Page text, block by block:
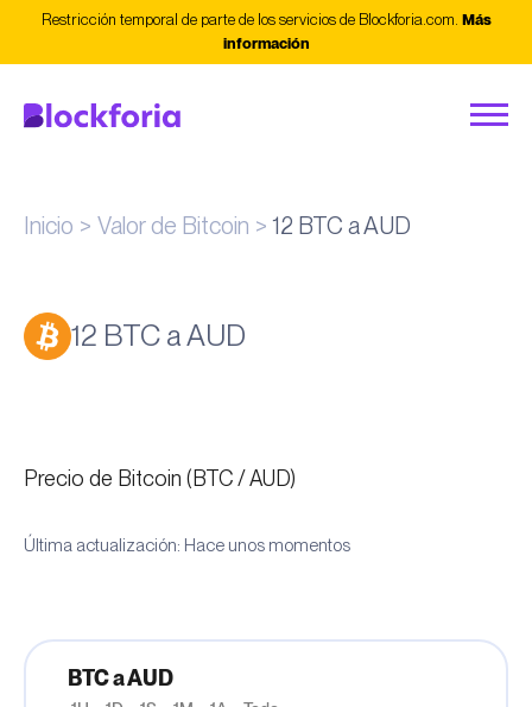
Restricción temporal de parte de los servicios de Blockforia.com. Más
información
Inicio Valor de Bitcoin 12 BTC a AUD
12 BTC a AUD
Precio de Bitcoin (BTC / AUD)
Última actualización: Hace unos momentos
BTC a AUD